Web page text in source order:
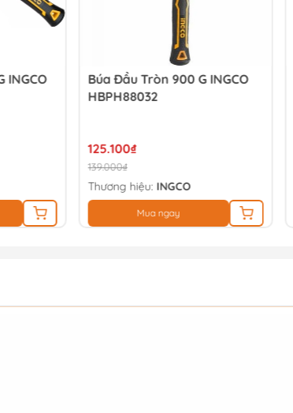
INGCO
Búa Đầu Tròn 900 G INGCO
HBPH88032
125.100₫
139.000₫
Thương hiệu: INGCO
Mua ngay